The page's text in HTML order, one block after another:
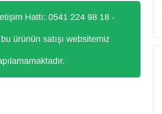
Hattı: 0541 224 98 18 -
ürünün satışı websitemiz